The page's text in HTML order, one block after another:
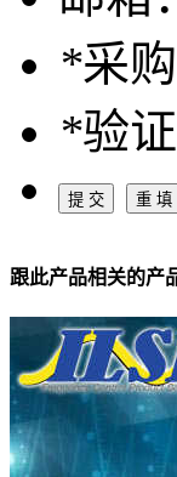
*采
*验证
跟此产品相关的产